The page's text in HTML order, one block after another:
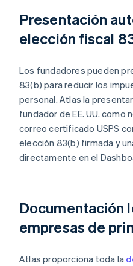
Presentación
elección fiscal
Los fundadores pueden
83(b) para reducir los
personal. Atlas la
fundador de EE. UU. como
correo certificado USPS
elección 83(b) firmada y
directamente en el
Documentación
empresas de
Atlas proporciona toda la